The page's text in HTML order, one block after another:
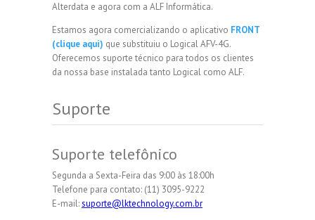
Alterdata e agora com a ALF Informática.
Estamos agora comercializando o aplicativo FRONT
(clique aqui) que substituiu o Logical AFV-4G.
Oferecemos suporte técnico para todos os clientes
da nossa base instalada tanto Logical como ALF.
Suporte
Suporte telefônico
Segunda a Sexta-Feira das 9:00 às 18:00h
Telefone para contato: (11) 3095-9222
E-mail:suporte@lktechnology.com.br